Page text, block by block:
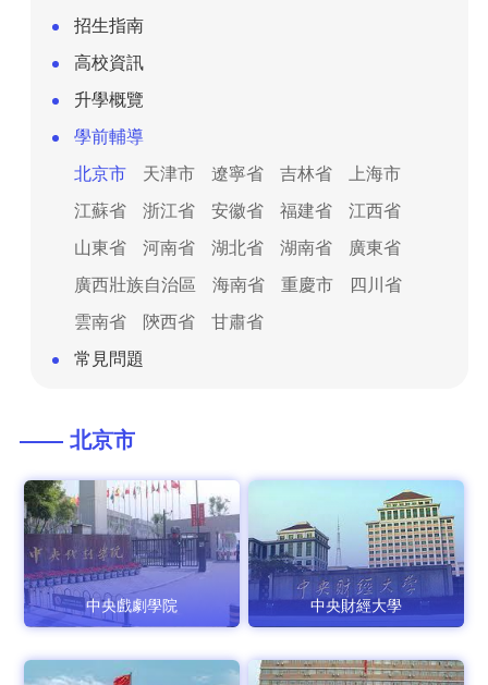
招生指南
高校資訊
升學概覽
學前輔導
北京市
天津市 遼寧省 吉林省
上海市
江蘇省
浙江省 安徽省 福建省
江西省
山東省
河南省 湖北省 湖南省
廣東省
廣西壯族自治區
海南省 重慶市
四川省
雲南省
陝西省
甘肅省
常見問題
—— 北京市
中央戲劇學院 中央財經大學